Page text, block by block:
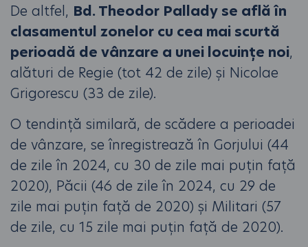
De altfel, Bd. Theodor Pallady se află în
clasamentul zonelor cu cea mai scurtă
perioadă de vânzare a unei locuințe noi,
alături de Regie (tot 42 de zile) și Nicolae
Grigorescu (33 de zile).
O tendință similară, de scădere a perioadei
de vânzare, se înregistrează în Gorjului (44
de zile în 2024, cu 30 de zile mai puțin față
2020), Păcii (46 de zile în 2024, cu 29 de
zile mai puțin față de 2020) și Militari (57
de zile, cu 15 zile mai puțin față de 2020).